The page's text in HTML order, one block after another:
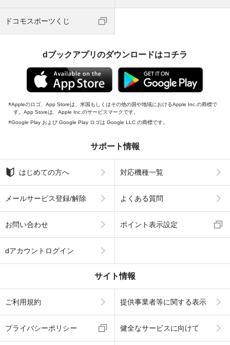
ドコモスポーツくじ
dブックアプリのダウンロードはコチラ
Appleのロゴ、App Storeは、米国もしくはその他の国や地域におけるApple Inc.の商標で
す。App Storeは、Apple Inc.のサービスマークです。
Google Play および Google Play ロゴは Google LLC の商標です。
サポート情報
はじめての方へ 対応機種一覧
メールサービス登録/解除 よくある質問
お問い合わせ ポイント表示設定
dアカウントログイン
サイト情報
ご利用規約 提供事業者等に関する表示
プライバシーポリシー 健全なサービスに向けて